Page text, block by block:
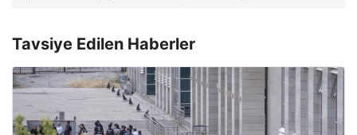
Tavsiye Edilen Haberler